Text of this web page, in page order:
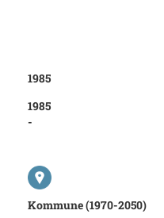
1985
1985
-
Kommune (1970-2050)